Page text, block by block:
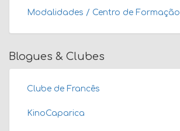
Modalidades / Centro de Formação
Blogues & Clubes
Clube de Francês
KinoCaparica